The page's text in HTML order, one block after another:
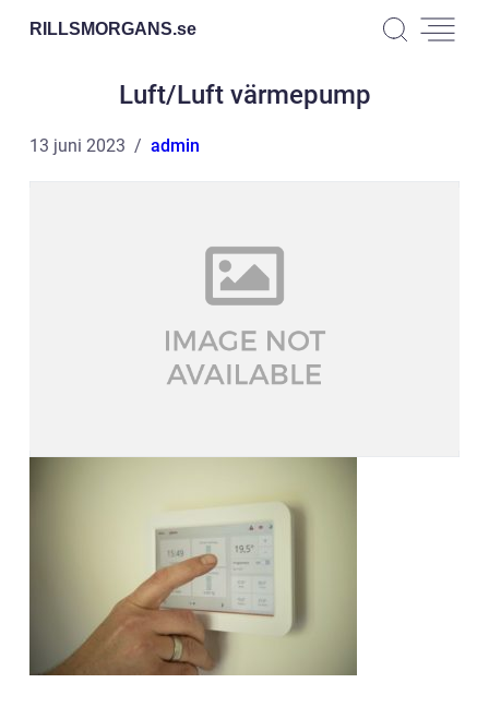
RILLSMORGANS.se
Luft/Luft värmepump
13 juni 2023 admin